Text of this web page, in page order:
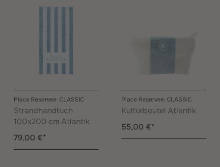
Place Reservee: CLASSIC
Strandhandtuch
100x200 cm Atlantik
79,00 €*
Place Reservee: CLASSIC
Kulturbeutel Atlantik
55,00 €*